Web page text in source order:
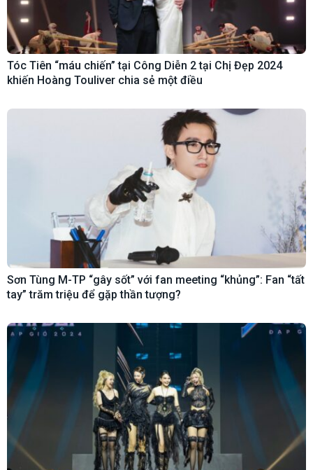
Tóc Tiên “máu chiến” tại Công Diễn 2 tại Chị Đẹp 2024
khiến Hoàng Touliver chia sẻ một điều
Sơn Tùng M-TP “gây sốt” với fan meeting “khủng”: Fan “tất
tay” trăm triệu để gặp thần tượng?